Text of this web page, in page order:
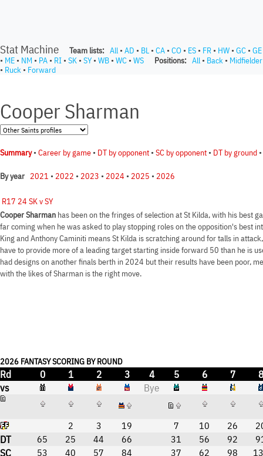
Stat Machine Team lists: All • AD • BL • CA • CO • ES • FR • HW • GC • GE
• ME • NM • PA • RI • SK • SY• WB • WC • WS Positions: All • Back • Midfielder
• Ruck • Forward